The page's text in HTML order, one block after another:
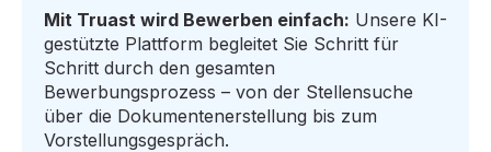
Mit Truast wird Bewerben einfach: Unsere KI-
gestützte Plattform begleitet Sie Schritt für
Schritt durch den gesamten
Bewerbungsprozess – von der Stellensuche
über die Dokumentenerstellung bis zum
Vorstellungsgespräch.